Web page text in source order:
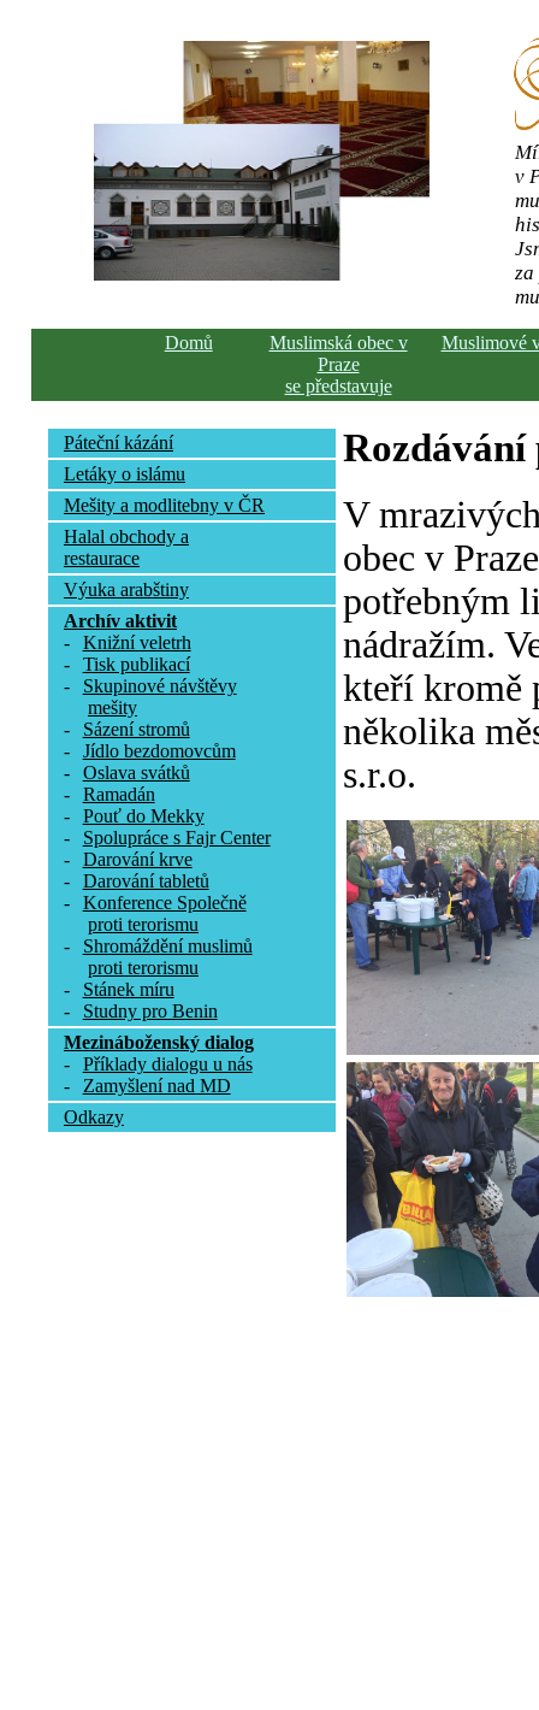
v
Domů
Muslimská obec v
Praze
se představuje
Muslimové
Páteční kázání
Letáky o islámu
Mešity a modlitebny v ČR
Halal obchody a
restaurace
Výuka arabštiny
Archív aktivit
-
Knižní veletrh
-
Tisk publikací
-
Skupinové návštěvy
mešity
-
Sázení stromů
-
Jídlo bezdomovcům
-
Oslava svátků
-
Ramadán
-
Pouť do Mekky
-
Spolupráce s Fajr Center
-
Darování krve
-
Darování tabletů
-
Konference Společně
proti terorismu
-
Shromáždění muslimů
proti terorismu
-
Stánek míru
-
Studny pro Benin
Mezináboženský dialog
-
Příklady dialogu u nás
-
Zamyšlení nad MD
Odkazy
Rozdávání
V
obec v
potřebným
nádražím.
kteří kromě
několika
s.r.o.